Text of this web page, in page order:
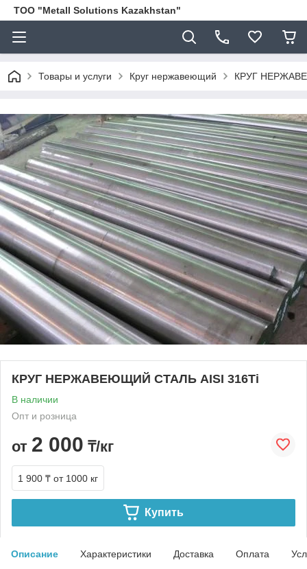
ТОО "Metall Solutions Kazakhstan"
Товары и услуги Круг нержавеющий КРУГ
КРУГ НЕРЖАВЕЮЩИЙ СТАЛЬ AISI 316Ti
В наличии
Опт и розница
от 2 000 ₸/кг
1 900 ₸ от 1000 кг
Купить
Описание Характеристики Доставка Оплата